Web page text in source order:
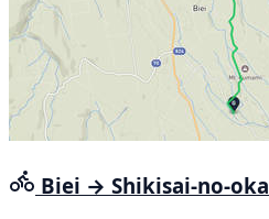
Biei → Shikisai-no-oka